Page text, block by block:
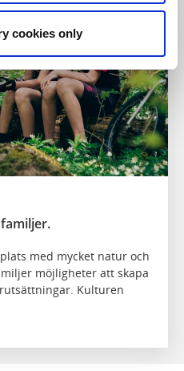
cookies only
med mycket natur och
möjligheter att skapa
Kulturen